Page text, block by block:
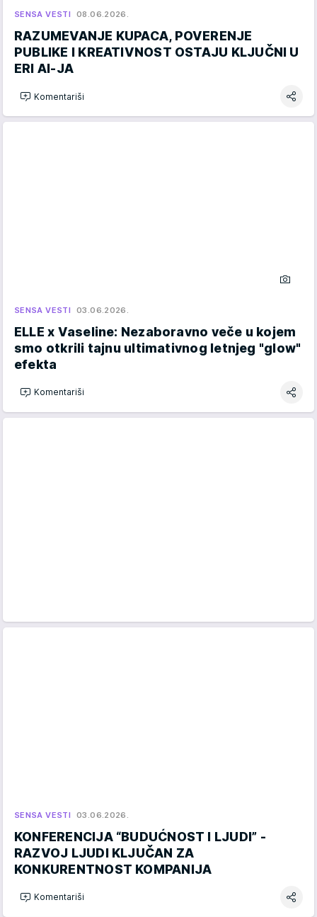
SENSA VESTI 08.06.2026.
RAZUMEVANJE KUPACA, POVERENJE
PUBLIKE I KREATIVNOST OSTAJU KLJUČNI U
ERI AI-JA
Komentariši
SENSA VESTI 03.06.2026.
ELLE x Vaseline: Nezaboravno veče u kojem
smo otkrili tajnu ultimativnog letnjeg "glow"
efekta
Komentariši
SENSA VESTI 03.06.2026.
KONFERENCIJA “BUDUĆNOST I LJUDI” -
RAZVOJ LJUDI KLJUČAN ZA
KONKURENTNOST KOMPANIJA
Komentariši